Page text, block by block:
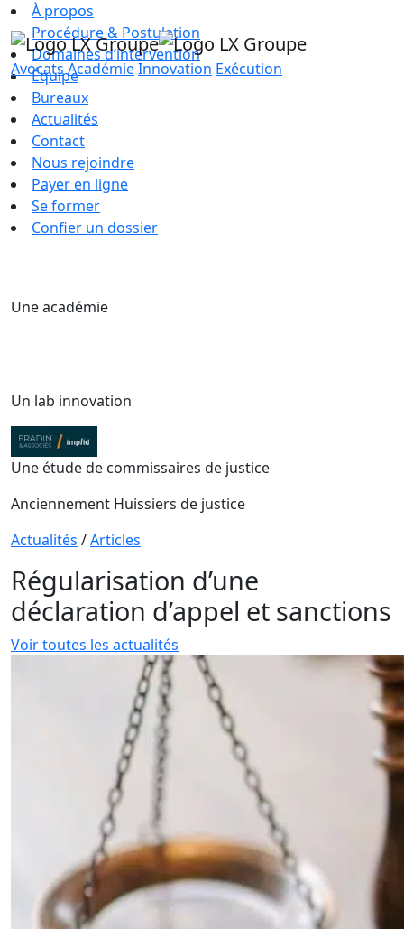
AvocatsAcadémieInnovation Exécution
À propos
Procédure & Postulation
Domaines d’intervention
Équipe
Bureaux
Actualités
Contact
Nous rejoindre
Payer en ligne
Se former
Confier un dossier
Une académie
Un lab innovation
Une étude de commissaires de justice
Anciennement Huissiers de justice
Actualités /Articles
Régularisation d’une
déclaration d’appel et sanctions
Voir toutes les actualités